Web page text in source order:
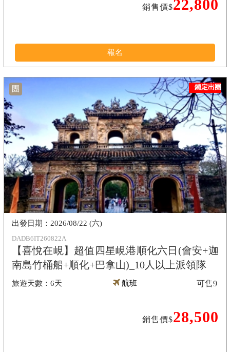
銷售價$22,800
報名
團
DADB6IT260822A
【喜悅在峴】超值四星峴港順化六日(會安+迦
南島竹桶船+順化+巴拿山)_10人以上派領隊
6天
2026/08/22 (六)
航班
銷售價$28,500
可售9
鐵定出團